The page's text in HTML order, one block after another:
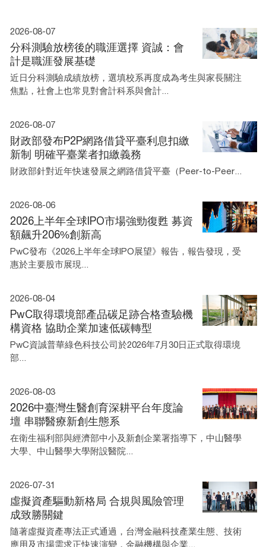
2026-08-07
分科測驗放榜後的職涯選擇 資誠：會
計是職涯發展基礎
近日分科測驗成績放榜，選填校系再度成為考生與家長關注
焦點，社會上也常見對會計科系與會計...
2026-08-07
財政部發布P2P網路借貸平臺利息扣繳
新制 明確平臺業者扣繳義務
財政部針對近年快速發展之網路借貸平臺（Peer-to-Peer...
2026-08-06
2026上半年全球IPO市場強勁復甦 募資
額飆升206%創新高
PwC發布《2026上半年全球IPO展望》報告，報告發現，受
惠於主要股市展現...
2026-08-04
PwC取得環境部產品碳足跡合格查驗機
構資格 協助企業加速低碳轉型
PwC資誠普華綠色科技公司於2026年7月30日正式取得環境
部...
2026-08-03
2026中臺灣生醫創育深耕平台年度論
壇 串聯醫療新創生態系
在衛生福利部與經濟部中小及新創企業署指導下，中山醫學
大學、中山醫學大學附設醫院...
2026-07-31
虛擬資產驅動新格局 合規與風險管理
成致勝關鍵
隨著虛擬資產專法正式通過，台灣金融科技產業生態、技術
應用及市場需求正快速演變，金融機構與企業...